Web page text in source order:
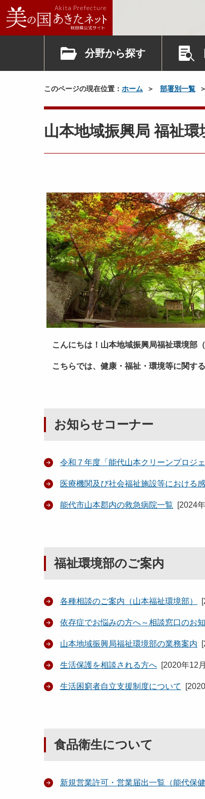
分野から探す
このページの現在位置： ホーム 部署別一覧
山本地域振興局 福祉環
こんにちは！山本地域振興局福祉環境部
こちらでは、健康・福祉・環境等に関す
お知らせコーナー
令和７年度「能代山本クリーンプロジ
医療機関及び社会福祉施設等における
能代市山本郡内の救急病院一覧 [2024
福祉環境部のご案内
各種相談のご案内（山本福祉環境部） [
依存症でお悩みの方へ～相談窓口のお
山本地域振興局福祉環境部の業務案内 [
生活保護を相談される方へ [2020年12
生活困窮者自立支援制度について [
食品衛生について
新規営業許可・営業届出一覧（能代保健